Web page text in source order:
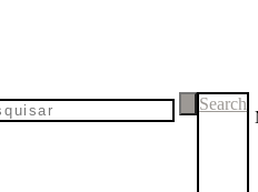
Search
de estudos e